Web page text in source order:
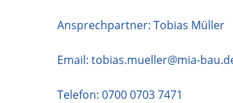
Ansprechpartner: Tobias Müller
Email: tobias.mueller@mia-
Telefon: 0700 0703 7471